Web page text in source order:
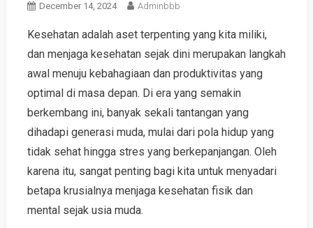
December 14, 2024 Adminbbb
Kesehatan adalah aset terpenting yang kita miliki,
dan menjaga kesehatan sejak dini merupakan langkah
awal menuju kebahagiaan dan produktivitas yang
optimal di masa depan. Di era yang semakin
berkembang ini, banyak sekali tantangan yang
dihadapi generasi muda, mulai dari pola hidup yang
tidak sehat hingga stres yang berkepanjangan. Oleh
karena itu, sangat penting bagi kita untuk menyadari
betapa krusialnya menjaga kesehatan fisik dan
mental sejak usia muda.